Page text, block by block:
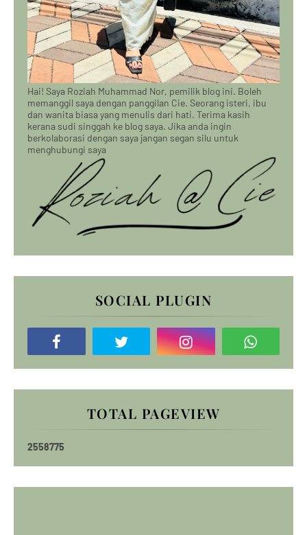
Hai! Saya Roziah Muhammad Nor, pemilik blog ini. Boleh
memanggil saya dengan panggilan Cie. Seorang isteri, ibu
dan wanita biasa yang menulis dari hati. Terima kasih
kerana sudi singgah ke blog saya. Jika anda ingin
berkolaborasi dengan saya jangan segan silu untuk
menghubungi saya
SOCIAL PLUGIN
TOTAL PAGEVIEW
2558775